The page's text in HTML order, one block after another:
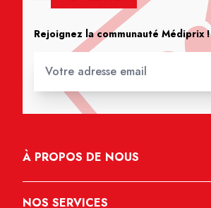
Rejoignez la communauté Médiprix !
À PROPOS DE NOUS
NOS SERVICES